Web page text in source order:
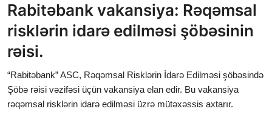
Ana səhifə
Vakansiyalar
Maliyyə
Əlaqə
Rabitəbank vakansiya: Rəqəmsal
risklərin idarə edilməsi şöbəsinin
rəisi.
“Rabitəbank” ASC, Rəqəmsal Risklərin İdarə Edilməsi şöbəsində
Şöbə rəisi vəzifəsi üçün vakansiya elan edir. Bu vakansiya
rəqəmsal risklərin idarə edilməsi üzrə mütəxəssis axtarır.